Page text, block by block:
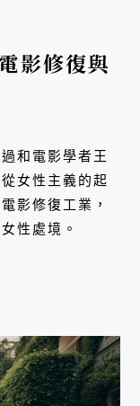
影修復與
和電影學者王
女性主義的起
影修復工業，
性處境。